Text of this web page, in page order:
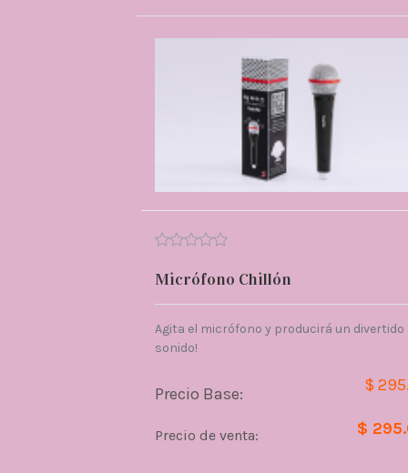
Micrófono Chillón
Agita el micrófono y producirá un divertido
sonido!
Precio Base: $
Precio de venta: $